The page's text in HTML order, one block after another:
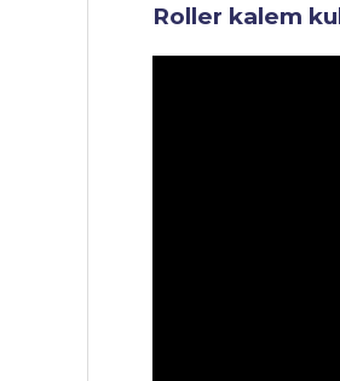
Roller kalem